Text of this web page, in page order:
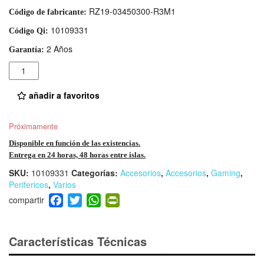
Código de fabricante: RZ19-03450300-R3M1
Código Qi: 10109331
Garantía: 2 Años
Cantidad
añadir a favoritos
Próximamente
Disponible en función de las existencias.
Entrega en 24 horas, 48 horas entre islas.
SKU: 10109331 Categorías: Accesorios, Accesorios, Gaming,
Perifericos, Varios
F
a
e
b
T
wi
er
W
h
s
A
ri
e
Características Técnicas